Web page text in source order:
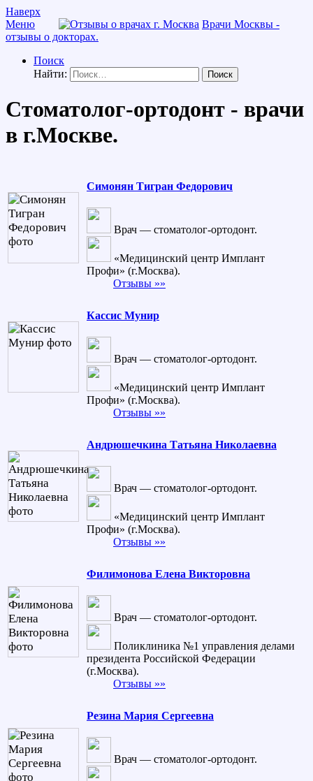
Наверх
Меню
Врачи Москвы -
отзывы о докторах.
Поиск
Найти:
Стоматолог-ортодонт - врачи
в г.Москве.
Симонян Тигран Федорович
Врач — стоматолог-ортодонт.
«Медицинский центр Имплант
Профи» (г.Москва).
Отзывы »»
Кассис Мунир
Врач — стоматолог-ортодонт.
«Медицинский центр Имплант
Профи» (г.Москва).
Отзывы »»
Андрюшечкина Татьяна Николаевна
Врач — стоматолог-ортодонт.
«Медицинский центр Имплант
Профи» (г.Москва).
Отзывы »»
Филимонова Елена Викторовна
Врач — стоматолог-ортодонт.
Поликлиника №1 управления делами
президента Российской Федерации
(г.Москва).
Отзывы »»
Резина Мария Сергеевна
Врач — стоматолог-ортодонт.